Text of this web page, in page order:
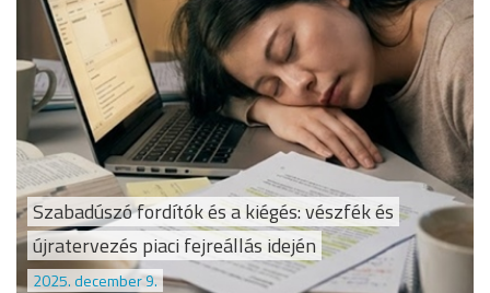
Szabadúszó fordítók és a kiégés: vészfék és
újratervezés piaci fejreállás idején
2025. december 9.